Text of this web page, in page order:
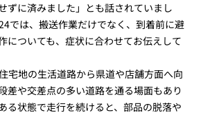
ずに済みました」とも話されていまし
では、搬送作業だけでなく、到着前に避
についても、症状に合わせてお伝えして
宅地の生活道路から県道や店舗方面へ向
差や交差点の多い道路を通る場面もあり
る状態で走行を続けると、部品の脱落や